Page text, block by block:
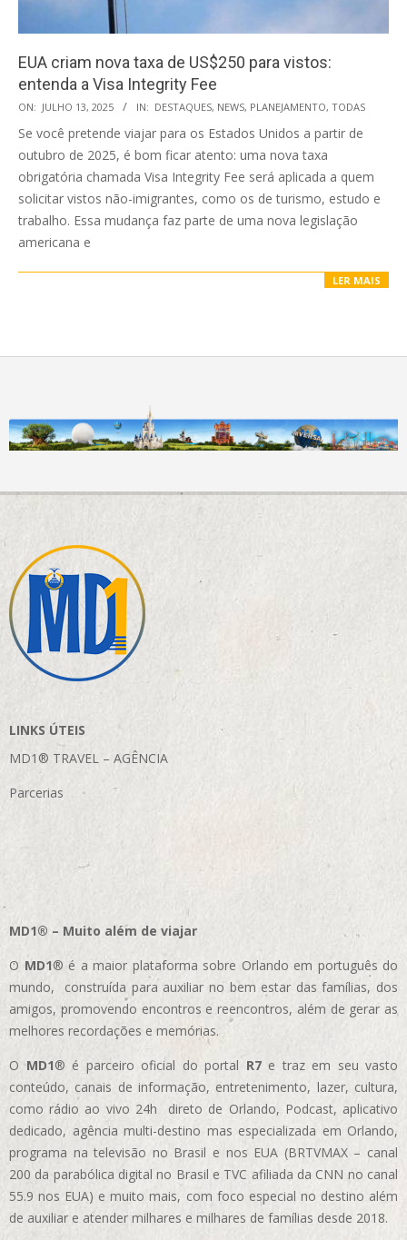
EUA criam nova taxa de US$250 para vistos:
entenda a Visa Integrity Fee
2025-
07-
13
ON: JULHO 13, 2025 IN: DESTAQUES, NEWS, PLANEJAMENTO, TODAS
Se você pretende viajar para os Estados Unidos a partir de
outubro de 2025, é bom ficar atento: uma nova taxa
obrigatória chamada Visa Integrity Fee será aplicada a quem
solicitar vistos não-imigrantes, como os de turismo, estudo e
trabalho. Essa mudança faz parte de uma nova legislação
americana e
LER MAIS
LINKS ÚTEIS
MD1® TRAVEL – AGÊNCIA
Parcerias
MD1® – Muito além de viajar
O MD1® é a maior plataforma sobre Orlando em português do
mundo, construída para auxiliar no bem estar das famílias, dos
amigos, promovendo encontros e reencontros, além de gerar as
melhores recordações e memórias.
OMD1® é parceiro oficial do portal R7e traz em seu vasto
conteúdo, canais de informação, entretenimento, lazer, cultura,
como rádio ao vivo 24h direto de Orlando, Podcast, aplicativo
dedicado, agência multi-destino mas especializada em Orlando,
programa na televisão no Brasil e nos EUA (BRTVMAX – canal
200 da parabólica digital no Brasil e TVC afiliada da CNN no canal
55.9 nos EUA) e muito mais, com foco especial no destino além
de auxiliar e atender milhares e milhares de famílias desde 2018.